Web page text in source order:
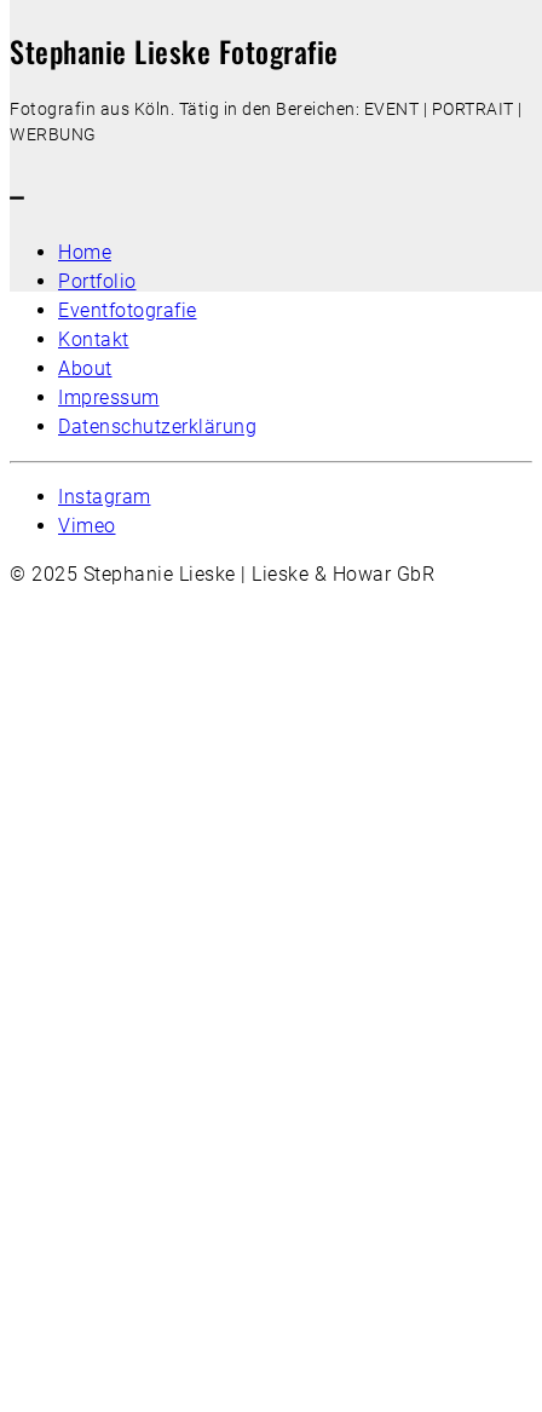
Stephanie Lieske Fotografie
Fotografin aus Köln. Tätig in den Bereichen: EVENT | PORTRAIT |
WERBUNG
–
Home
Portfolio
Eventfotografie
Kontakt
About
Impressum
Datenschutzerklärung
Instagram
Vimeo
© 2025 Stephanie Lieske | Lieske & Howar GbR